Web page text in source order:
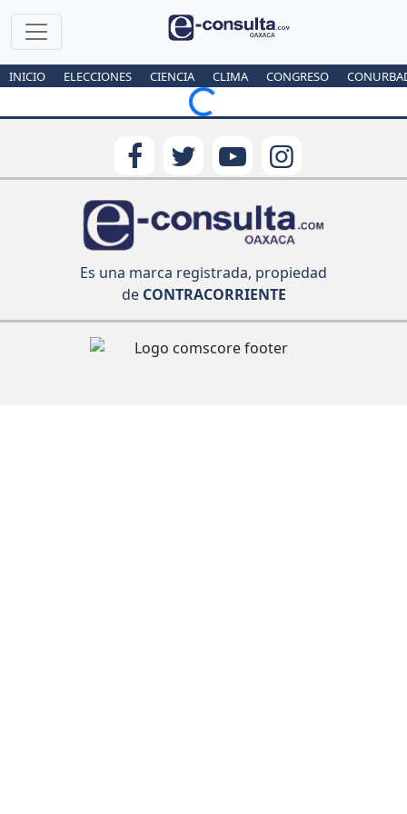
INICIO ELECCIONES CIENCIA CLIMA CONGRESO
Loading...
Es una marca registrada, propiedad
deCONTRACORRIENTE